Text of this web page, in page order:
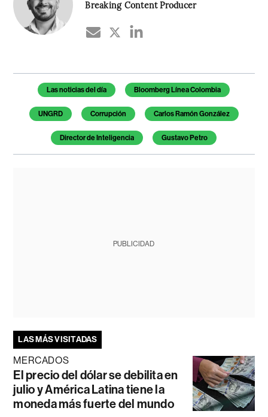
Breaking Content Producer
Temas de este artículo
Las noticias del día Bloomberg Línea Colombia
UNGRD Corrupción Carlos Ramón González
Director de Inteligencia Gustavo Petro
PUBLICIDAD
LAS MÁS VISITADAS
MERCADOS
El precio del dólar se debilita en
julio y América Latina tiene la
moneda más fuerte del mundo